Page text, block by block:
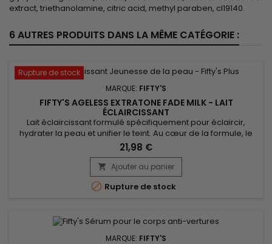
extract, triethanolamine, citric acid, methyl paraben, cl19140.
6 AUTRES PRODUITS DANS LA MÊME CATÉGORIE :
Rupture de stock
MARQUE: FIFTY'S
FIFTY'S AGELESS EXTRATONE FADE MILK - LAIT
ÉCLAIRCISSANT
Lait éclaircissant formulé spécifiquement pour éclaircir,
hydrater la peau et unifier le teint. Au cœur de la formule, le
beurre de Karité nourrit profondément la peau en laissant
une sensation de douceur et de souplesse.&nbsp; L'huile de
noix de Cajou enrichit cette expérience en apportant une
hydratation intense et en renforçant la barrière...
21,98 €
 Ajouter au panier
 Rupture de stock
MARQUE: FIFTY'S